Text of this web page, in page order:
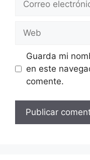
electrónico
Guarda mi
en este
comente.